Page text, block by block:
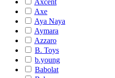
Axcent
Axe
Aya Naya
Aymara
Azzaro
B. Toys
b.young
Babolat